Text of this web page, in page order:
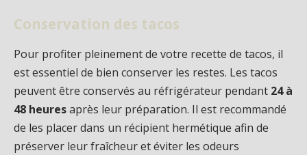
Conservation des tacos
Pour profiter pleinement de votre recette de tacos, il
est essentiel de bien conserver les restes. Les tacos
peuvent être conservés au réfrigérateur pendant 24 à
48 heuresaprès leur préparation. Il est recommandé
de les placer dans un récipient hermétique afin de
préserver leur fraîcheur et éviter les odeurs